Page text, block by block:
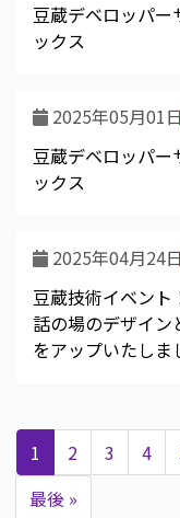
豆蔵デベロッパ
ックス
2025年05月01日
豆蔵デベロッパ
ックス
2025年04月24日
豆蔵技術イベン
話の場のデザイ
をアップいたしま
ペ
ー
ジ
送
り
カ
レ
1 Page
2 Page
3 Page
4
最
最後 »